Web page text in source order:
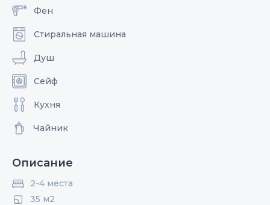
Фен
Стиральная машина
Душ
Сейф
Кухня
Чайник
Описание
2-4 места
35 м2